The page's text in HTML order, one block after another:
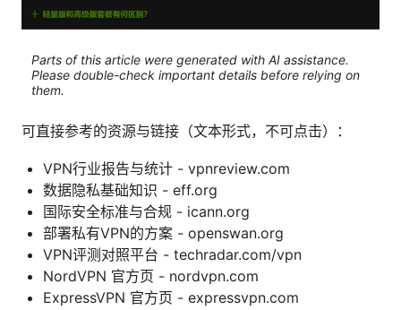
Parts of this article were generated with AI assistance.
Please double-check important details before relying on
them.
可直接参考的资源与链接（文本形式，不可点击）：
VPN行业报告与统计 - vpnreview.com
数据隐私基础知识 - eff.org
国际安全标准与合规 - icann.org
部署私有VPN的方案 - openswan.org
VPN评测对照平台 - techradar.com/vpn
NordVPN 官方页 - nordvpn.com
ExpressVPN 官方页 - expressvpn.com